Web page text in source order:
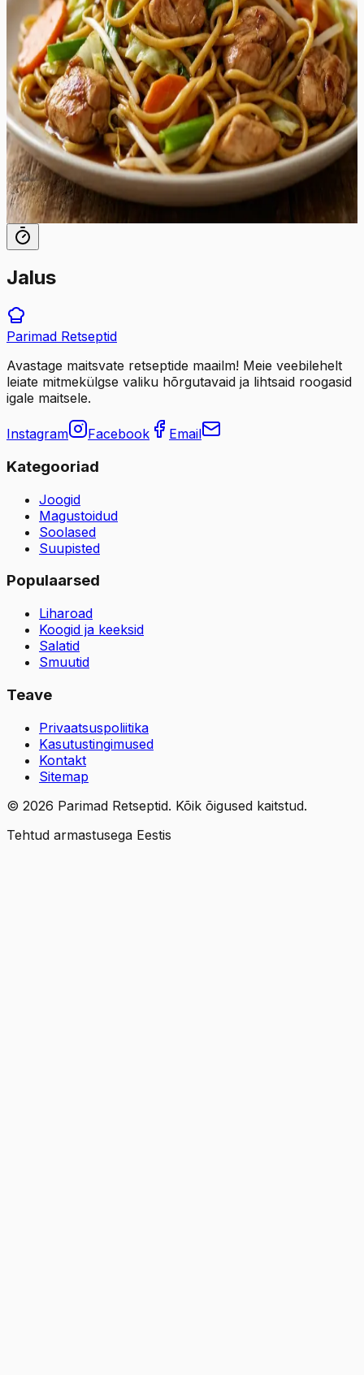
õrna magususe. Valmistamine toimub ühel pannil või
vokkpannil, mis teeb sellest ideaalse lahenduse kiireks ja
maitsvaks õhtusöögiks. Krõmpsuv kapsas, magus
porgand ja küüslaugu aromaatne lõhn täiendavad
ideaalselt mahlaseid kanaribasid ja kergelt krõbedaks
praetud chow mein nuudleid. See roog sobib
suurepäraselt argiõhtuteks, pakkudes kiirelt valmivat ja
rahuldustpakkuvat sööki kogu perele. Serveerige seda
kuumalt otse vokkpannilt ja nautige iga suutäit, mis on
täis tekstuure ja maitseid.
35min
8 tk
Jalus
Parimad Retseptid
Avastage maitsvate retseptide maailm! Meie veebilehelt
leiate mitmekülgse valiku hõrgutavaid ja lihtsaid roogasid
igale maitsele.
Instagram Facebook Email
Kategooriad
Joogid
Magustoidud
Soolased
Suupisted
Populaarsed
Liharoad
Koogid ja keeksid
Salatid
Smuutid
Teave
Privaatsuspoliitika
Kasutustingimused
Kontakt
Sitemap
© 2026 Parimad Retseptid. Kõik õigused kaitstud.
Tehtud armastusega Eestis